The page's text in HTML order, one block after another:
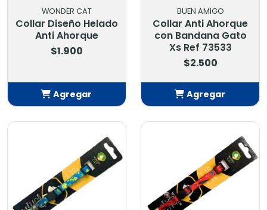
WONDER CAT
Collar Diseño Helado
Anti Ahorque
$1.900
Agregar
Añadido
BUEN AMIGO
Collar Anti Ahorque
con Bandana Gato
Xs Ref 73533
$2.500
Agregar
Añadido